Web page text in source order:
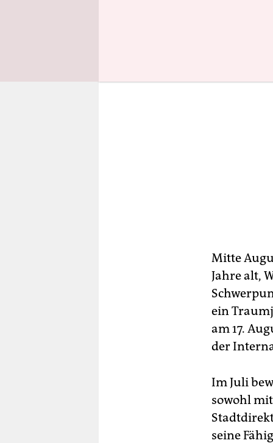
Mitte
Jahre alt,
ein
am 17.
der
Im Juli
sowohl
seine